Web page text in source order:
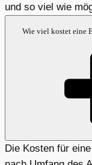
und so viel wie
Wie viel kostet eine
Die Kosten für